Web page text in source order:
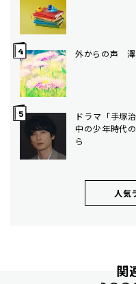
外からの声 澤
ドラマ「手塚
中の少年時代
ら
人気
関